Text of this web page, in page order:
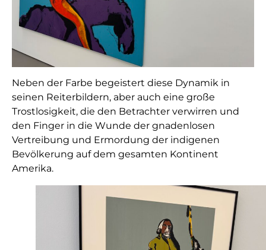
Neben der Farbe begeistert diese Dynamik in
seinen Reiterbildern, aber auch eine große
Trostlosigkeit, die den Betrachter verwirren und
den Finger in die Wunde der gnadenlosen
Vertreibung und Ermordung der indigenen
Bevölkerung auf dem gesamten Kontinent
Amerika.